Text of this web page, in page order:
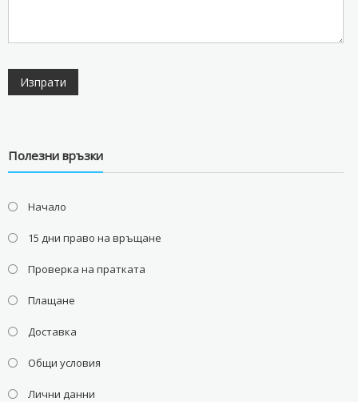
Полезни връзки
Начало
15 дни право на връщане
Проверка на пратката
Плащане
Доставка
Общи условия
Лични данни